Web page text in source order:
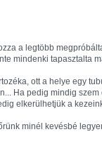
a legtöbb
mindenki tapasztalta
ott a helye egy
Ha pedig mindig szem
elkerülhetjük a
minél kevésbé